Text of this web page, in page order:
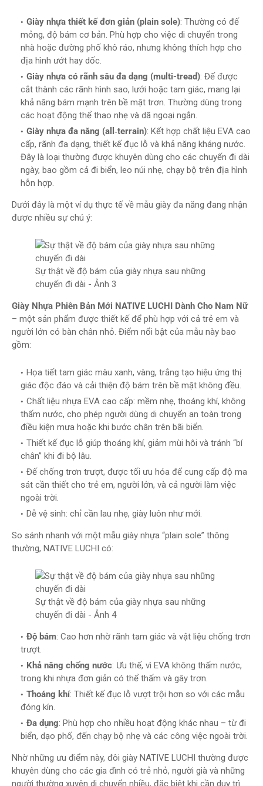
Giày nhựa thiết kế đơn giản (plain sole): Thường có đế
mỏng, độ bám cơ bản. Phù hợp cho việc di chuyển trong
nhà hoặc đường phố khô ráo, nhưng không thích hợp cho
địa hình ướt hay dốc.
Giày nhựa có rãnh sâu đa dạng (multi-tread): Đế được
cắt thành các rãnh hình sao, lưới hoặc tam giác, mang lại
khả năng bám mạnh trên bề mặt trơn. Thường dùng trong
các hoạt động thể thao nhẹ và dã ngoại ngắn.
Giày nhựa đa năng (all‑terrain): Kết hợp chất liệu EVA cao
cấp, rãnh đa dạng, thiết kế đục lỗ và khả năng kháng nước.
Đây là loại thường được khuyên dùng cho các chuyến đi dài
ngày, bao gồm cả đi biển, leo núi nhẹ, chạy bộ trên địa hình
hỗn hợp.
Dưới đây là một ví dụ thực tế về mẫu giày đa năng đang nhận
được nhiều sự chú ý:
Sự thật về độ bám của giày nhựa sau những
chuyến đi dài​ - Ảnh 3
Giày Nhựa Phiên Bản Mới NATIVE LUCHI Dành Cho Nam Nữ
– một sản phẩm được thiết kế để phù hợp với cả trẻ em và
người lớn có bàn chân nhỏ. Điểm nổi bật của mẫu này bao
gồm:
Họa tiết tam giác màu xanh, vàng, trắng tạo hiệu ứng thị
giác độc đáo và cải thiện độ bám trên bề mặt không đều.
Chất liệu nhựa EVA cao cấp: mềm nhẹ, thoáng khí, không
thấm nước, cho phép người dùng di chuyển an toàn trong
điều kiện mưa hoặc khi bước chân trên bãi biển.
Thiết kế đục lỗ giúp thoáng khí, giảm mùi hôi và tránh “bí
chân” khi đi bộ lâu.
Đế chống trơn trượt, được tối ưu hóa để cung cấp độ ma
sát cần thiết cho trẻ em, người lớn, và cả người làm việc
ngoài trời.
Dễ vệ sinh: chỉ cần lau nhẹ, giày luôn như mới.
So sánh nhanh với một mẫu giày nhựa “plain sole” thông
thường, NATIVE LUCHI có:
Sự thật về độ bám của giày nhựa sau những
chuyến đi dài​ - Ảnh 4
Độ bám: Cao hơn nhờ rãnh tam giác và vật liệu chống trơn
trượt.
Khả năng chống nước: Ưu thế, vì EVA không thấm nước,
trong khi nhựa đơn giản có thể thấm và gây trơn.
Thoáng khí: Thiết kế đục lỗ vượt trội hơn so với các mẫu
đóng kín.
Đa dụng: Phù hợp cho nhiều hoạt động khác nhau – từ đi
biển, dạo phố, đến chạy bộ nhẹ và các công việc ngoài trời.
Nhờ những ưu điểm này, đôi giày NATIVE LUCHI thường được
khuyên dùng cho các gia đình có trẻ nhỏ, người già và những
người thường xuyên di chuyển nhiều, đặc biệt khi cần duy trì